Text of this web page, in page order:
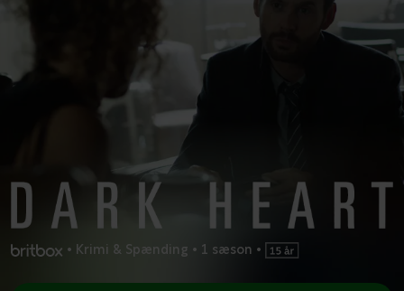
• Krimi & Spænding • 1 sæson •